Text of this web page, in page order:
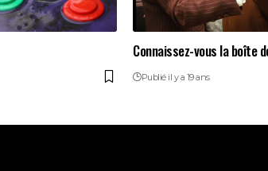
Connaissez-vous la boîte
Publié il y a 19 ans